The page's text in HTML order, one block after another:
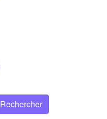
Rechercher